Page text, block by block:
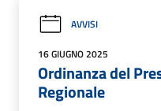
AVVISI
16 GIUGNO 2025
Ordinanza del
Regionale